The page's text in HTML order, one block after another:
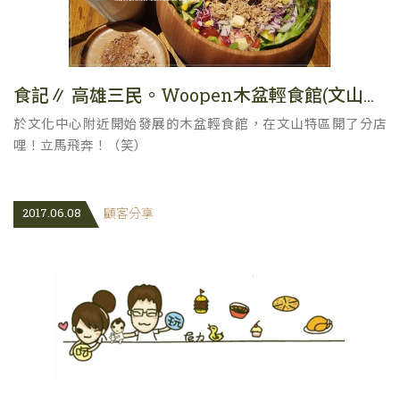
食記∥ 高雄三民。Woopen木盆輕食館(文山特區分店) – 新鮮又清爽的大木盆沙拉，讓我N訪的早午餐好味道
於文化中心附近開始發展的木盆輕食館，在文山特區開了分店
哩！立馬飛奔！（笑）
2017.06.08 顧客分享